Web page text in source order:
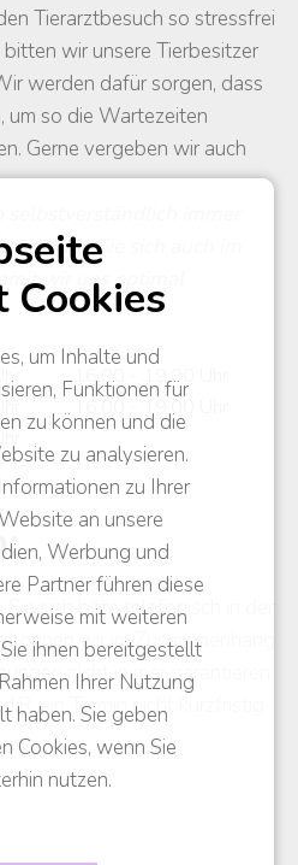
um Inhalte und
Funktionen für
zu können und die
zu analysieren.
zu Ihrer
an unsere
Werbung und
Partner führen diese
mit weiteren
ihnen bereitgestellt
Ihrer Nutzung
haben. Sie geben
Cookies, wenn Sie
nutzen.
Tierarztbesuch so stressfrei
wir unsere Tierbesitzer
werden dafür sorgen, dass
um so die Wartezeiten
Gerne vergeben wir auch
melden Sie sich auch im
wir uns optimal
16.00 - 19.00 Uhr
16.00 - 19.00 Uhr
sich bitte telefonisch in der
können wir im Zusammenhang
nicht immer garantieren.
ein Termin nicht kurzfristig